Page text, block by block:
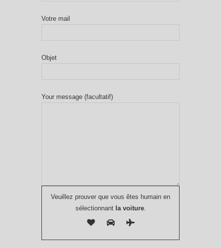
Votre mail
Objet
Your message (facultatif)
Veuillez prouver que vous êtes humain en
sélectionnantla voiture.